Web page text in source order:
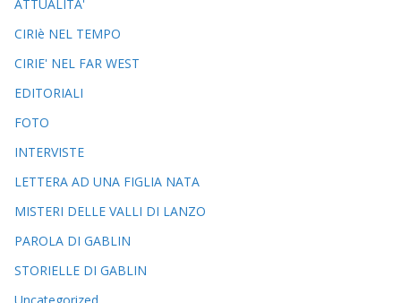
ATTUALITA'
CIRIè NEL TEMPO
CIRIE' NEL FAR WEST
EDITORIALI
FOTO
INTERVISTE
LETTERA AD UNA FIGLIA NATA
MISTERI DELLE VALLI DI LANZO
PAROLA DI GABLIN
STORIELLE DI GABLIN